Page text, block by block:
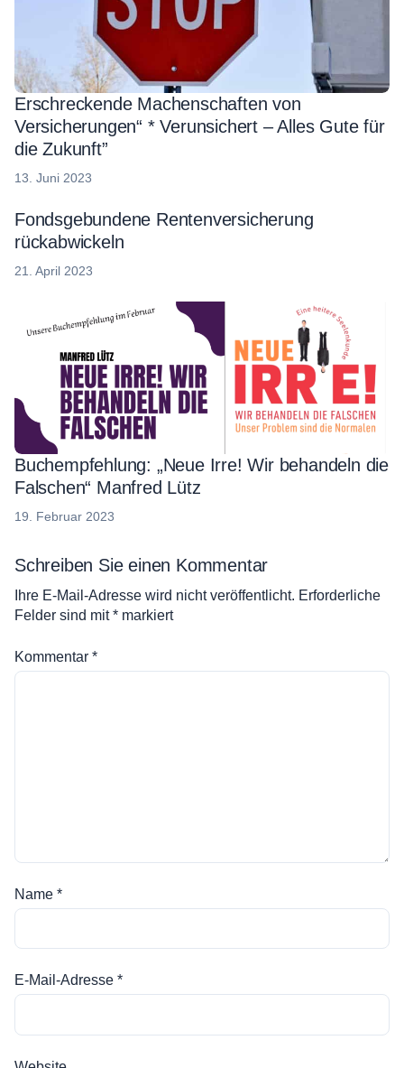
Erschreckende Machenschaften von
Versicherungen“ * Verunsichert – Alles Gute für
die Zukunft”
13. Juni 2023
2023
Fondsgebundene Rentenversicherung
rückabwickeln
21. April 2023
Buchempfehlung: „Neue Irre! Wir behandeln die
Falschen“ Manfred Lütz
19. Februar 2023
Schreiben Sie einen Kommentar
Ihre E-Mail-Adresse wird nicht veröffentlicht. Erforderliche
Felder sind mit* markiert
Kommentar *
Name *
E-Mail-Adresse *